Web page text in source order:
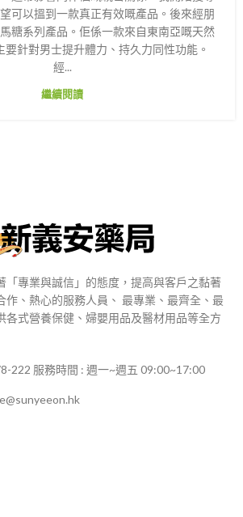
可以搵到一款真正有效嘅產品。後來經朋
糖系列產品。佢係一款來自東南亞嘅天然
要針對男士提升體力、持久力同性功能。
經...
繼續閱讀
「專業與誠信」的態度，提高與客戶之黏著
作、熱心的服務人員、 最專業、最齊全、最
各式營養保健、婦嬰用品及醫材用品等全方
222 服務時間 : 週一~週五 09:00~17:00